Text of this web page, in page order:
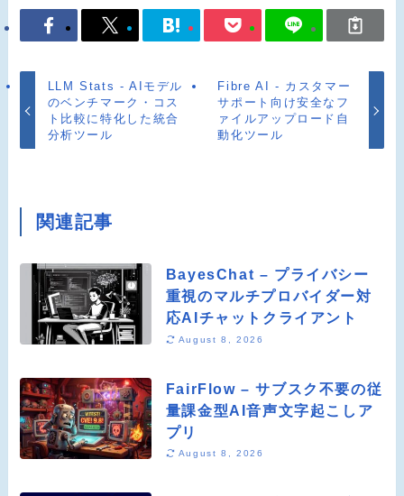
LLM Stats - AIモデル
のベンチマーク・コス
ト比較に特化した統合
分析ツール
Fibre AI - カスタマー
サポート向け安全なフ
ァイルアップロード自
動化ツール
関連記事
BayesChat – プライバシー
重視のマルチプロバイダー対
応AIチャットクライアント
August 8, 2026
FairFlow – サブスク不要の従
量課金型AI音声文字起こしア
プリ
August 8, 2026